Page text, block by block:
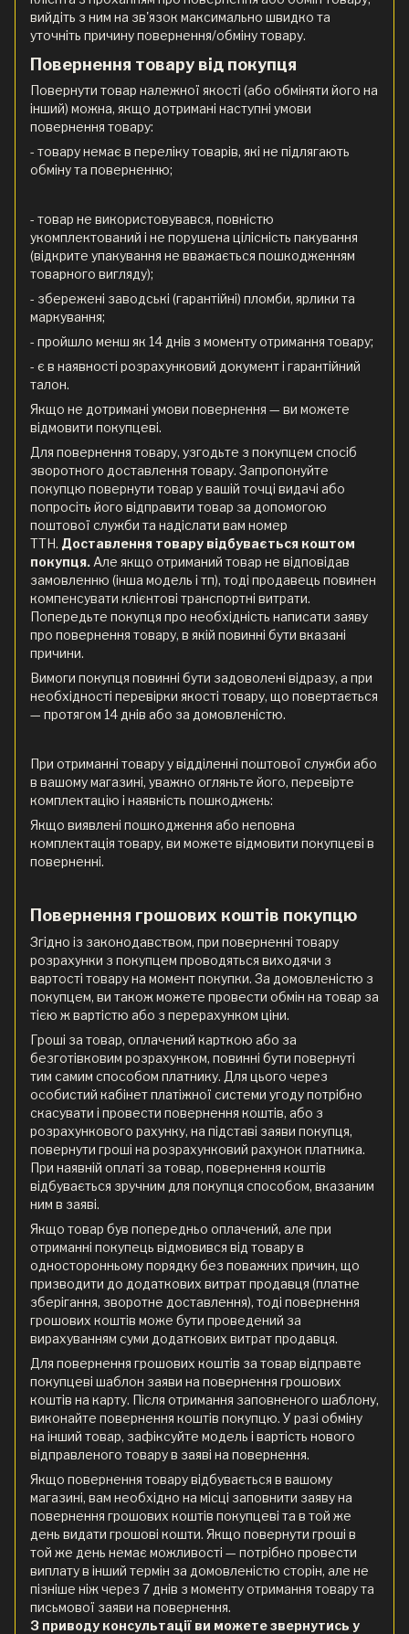
вийдіть з ним на зв'язок максимально швидко та
уточніть причину повернення/обміну товару.
Повернення товару від покупця
Повернути товар належної якості (або обміняти його на
інший) можна, якщо дотримані наступні умови
повернення товару:
- товару немає в переліку товарів, які не підлягають
обміну та поверненню;
- товар не використовувався, повністю
укомплектований і не порушена цілісність пакування
(відкрите упакування не вважається пошкодженням
товарного вигляду);
- збережені заводські (гарантійні) пломби, ярлики та
маркування;
- пройшло менш як 14 днів з моменту отримання товару;
- є в наявності розрахунковий документ і гарантійний
талон.
Якщо не дотримані умови повернення — ви можете
відмовити покупцеві.
Для повернення товару, узгодьте з покупцем спосіб
зворотного доставлення товару. Запропонуйте
покупцю повернути товар у вашій точці видачі або
попросіть його відправити товар за допомогою
поштової служби та надіслати вам номер
ТТН. Доставлення товару відбувається коштом
покупця. Але якщо отриманий товар не відповідав
замовленню (інша модель і тп), тоді продавець повинен
компенсувати клієнтові транспортні витрати.
Попередьте покупця про необхідність написати заяву
про повернення товару, в якій повинні бути вказані
причини.
Вимоги покупця повинні бути задоволені відразу, а при
необхідності перевірки якості товару, що повертається
— протягом 14 днів або за домовленістю.
При отриманні товару у відділенні поштової служби або
в вашому магазині, уважно огляньте його, перевірте
комплектацію і наявність пошкоджень:
Якщо виявлені пошкодження або неповна
комплектація товару, ви можете відмовити покупцеві в
поверненні.
Повернення грошових коштів покупцю
Згідно із законодавством, при поверненні товару
розрахунки з покупцем проводяться виходячи з
вартості товару на момент покупки. За домовленістю з
покупцем, ви також можете провести обмін на товар за
тією ж вартістю або з перерахунком ціни.
Гроші за товар, оплачений карткою або за
безготівковим розрахунком, повинні бути повернуті
тим самим способом платнику. Для цього через
особистий кабінет платіжної системи угоду потрібно
скасувати і провести повернення коштів, або з
розрахункового рахунку, на підставі заяви покупця,
повернути гроші на розрахунковий рахунок платника.
При наявній оплаті за товар, повернення коштів
відбувається зручним для покупця способом, вказаним
ним в заяві.
Якщо товар був попередньо оплачений, але при
отриманні покупець відмовився від товару в
односторонньому порядку без поважних причин, що
призводити до додаткових витрат продавця (платне
зберігання, зворотне доставлення), тоді повернення
грошових коштів може бути проведений за
вирахуванням суми додаткових витрат продавця.
Для повернення грошових коштів за товар відправте
покупцеві шаблон заяви на повернення грошових
коштів на карту. Після отримання заповненого шаблону,
виконайте повернення коштів покупцю. У разі обміну
на інший товар, зафіксуйте модель і вартість нового
відправленого товару в заяві на повернення.
Якщо повернення товару відбувається в вашому
магазині, вам необхідно на місці заповнити заяву на
повернення грошових коштів покупцеві та в той же
день видати грошові кошти. Якщо повернути гроші в
той же день немає можливості — потрібно провести
виплату в інший термін за домовленістю сторін, але не
пізніше ніж через 7 днів з моменту отримання товару та
письмової заяви на повернення.
З приводу консультації ви можете звернутись у